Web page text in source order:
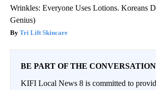
Wrinkles: Everyone Uses Lotions. Koreans
Genius)
Tri Lift Skincare
BE PART OF THE CONVERSATION
KIFI Local News 8 is committed to